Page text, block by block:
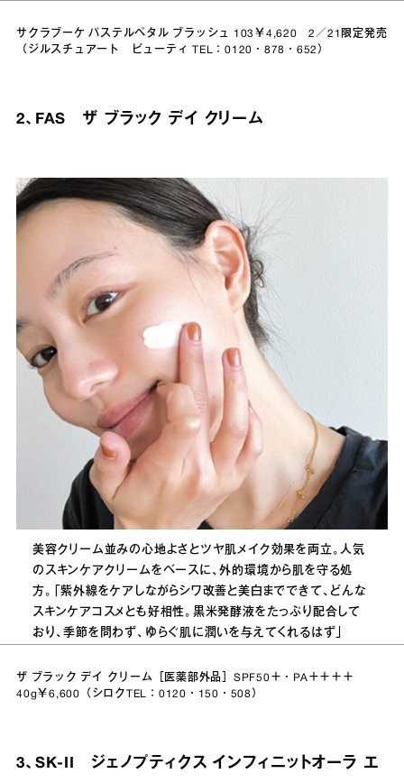
サクラブーケ パステルペタル ブラッシュ 103￥4,620 2／21限定発売
（ジルスチュアート ビューティ TEL：0120・878・652）
2、FAS ザ ブラック デイ クリーム
美容クリーム並みの心地よさとツヤ肌メイク効果を両立。人気
のスキンケアクリームをベースに、外的環境から肌を守る処
方。「紫外線をケアしながらシワ改善と美白までできて、どんな
スキンケアコスメとも好相性。黒米発酵液をたっぷり配合して
おり、季節を問わず、ゆらぐ肌に潤いを与えてくれるはず」
ザ ブラック デイ クリーム［医薬部外品］SPF50＋・PA＋＋＋＋
40g￥6,600（シロクTEL：0120・150・508）
3、SK-II ジェノプティクス インフィニットオーラ エ